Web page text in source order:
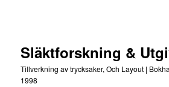
Släktforskning &
Tillverkning av trycksaker, Och Layout |
1998